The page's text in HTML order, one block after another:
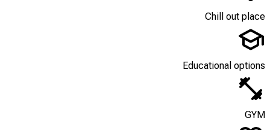
Chill out place
Educational options
GYM